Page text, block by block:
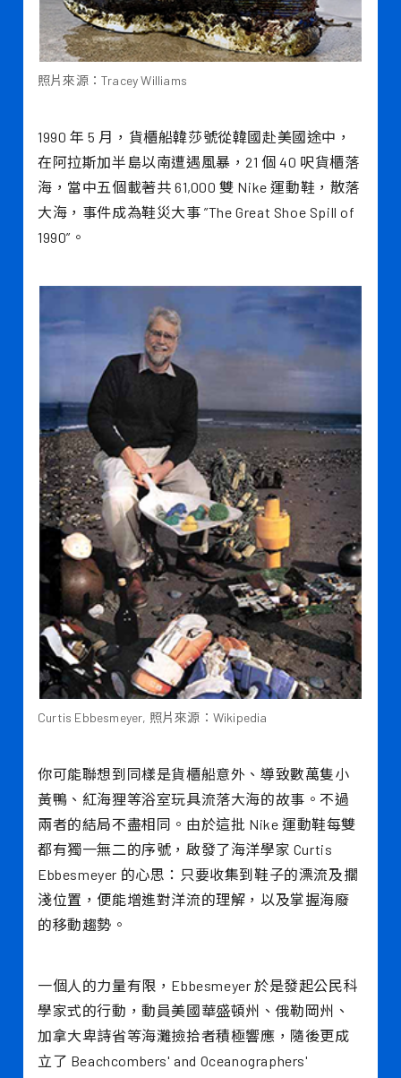
照片來源：Tracey Williams
1990 年 5 月，貨櫃船韓莎號從韓國赴美國途中，
在阿拉斯加半島以南遭遇風暴，21 個 40 呎貨櫃落
海，當中五個載著共 61,000 雙 Nike 運動鞋，散落
大海，事件成為鞋災大事 ”The Great Shoe Spill of
1990”。
Curtis Ebbesmeyer, 照片來源：Wikipedia
你可能聯想到同樣是貨櫃船意外、導致數萬隻小
黃鴨、紅海狸等浴室玩具流落大海的故事。不過
兩者的結局不盡相同。由於這批 Nike 運動鞋每雙
都有獨一無二的序號，啟發了海洋學家 Curtis
Ebbesmeyer 的心思：只要收集到鞋子的漂流及擱
淺位置，便能增進對洋流的理解，以及掌握海廢
的移動趨勢。
一個人的力量有限，Ebbesmeyer 於是發起公民科
學家式的行動，動員美國華盛頓州、俄勒岡州、
加拿大卑詩省等海灘撿拾者積極響應，隨後更成
立了 Beachcombers' and Oceanographers'